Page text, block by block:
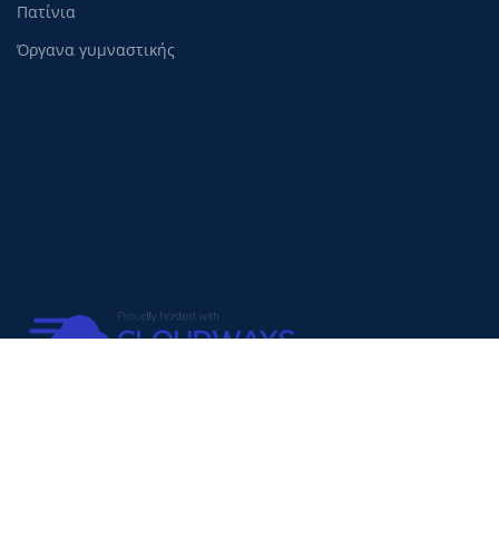
Πατίνια
Όργανα γυμναστικής